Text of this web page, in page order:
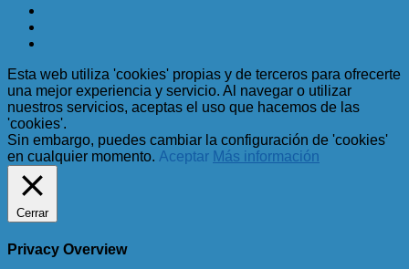
Esta web utiliza 'cookies' propias y de terceros para ofrecerte
una mejor experiencia y servicio. Al navegar o utilizar
nuestros servicios, aceptas el uso que hacemos de las
'cookies'.
Sin embargo, puedes cambiar la configuración de 'cookies'
en cualquier momento. Aceptar Más información
Cerrar
Privacy Overview